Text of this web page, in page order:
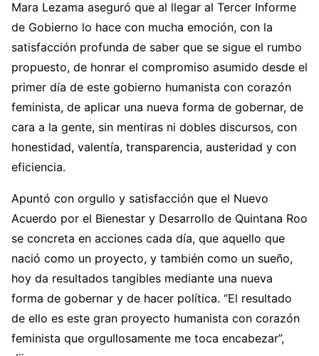
Mara Lezama aseguró que al llegar al Tercer Informe
de Gobierno lo hace con mucha emoción, con la
satisfacción profunda de saber que se sigue el rumbo
propuesto, de honrar el compromiso asumido desde el
primer día de este gobierno humanista con corazón
feminista, de aplicar una nueva forma de gobernar, de
cara a la gente, sin mentiras ni dobles discursos, con
honestidad, valentía, transparencia, austeridad y con
eficiencia.
Apuntó con orgullo y satisfacción que el Nuevo
Acuerdo por el Bienestar y Desarrollo de Quintana Roo
se concreta en acciones cada día, que aquello que
nació como un proyecto, y también como un sueño,
hoy da resultados tangibles mediante una nueva
forma de gobernar y de hacer política. “El resultado
de ello es este gran proyecto humanista con corazón
feminista que orgullosamente me toca encabezar”,